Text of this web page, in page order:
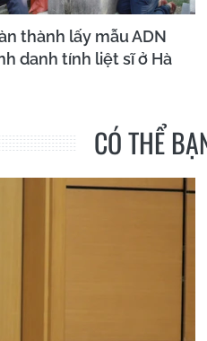
thành lấy mẫu ADN
danh tính liệt sĩ ở Hà
CÓ THỂ